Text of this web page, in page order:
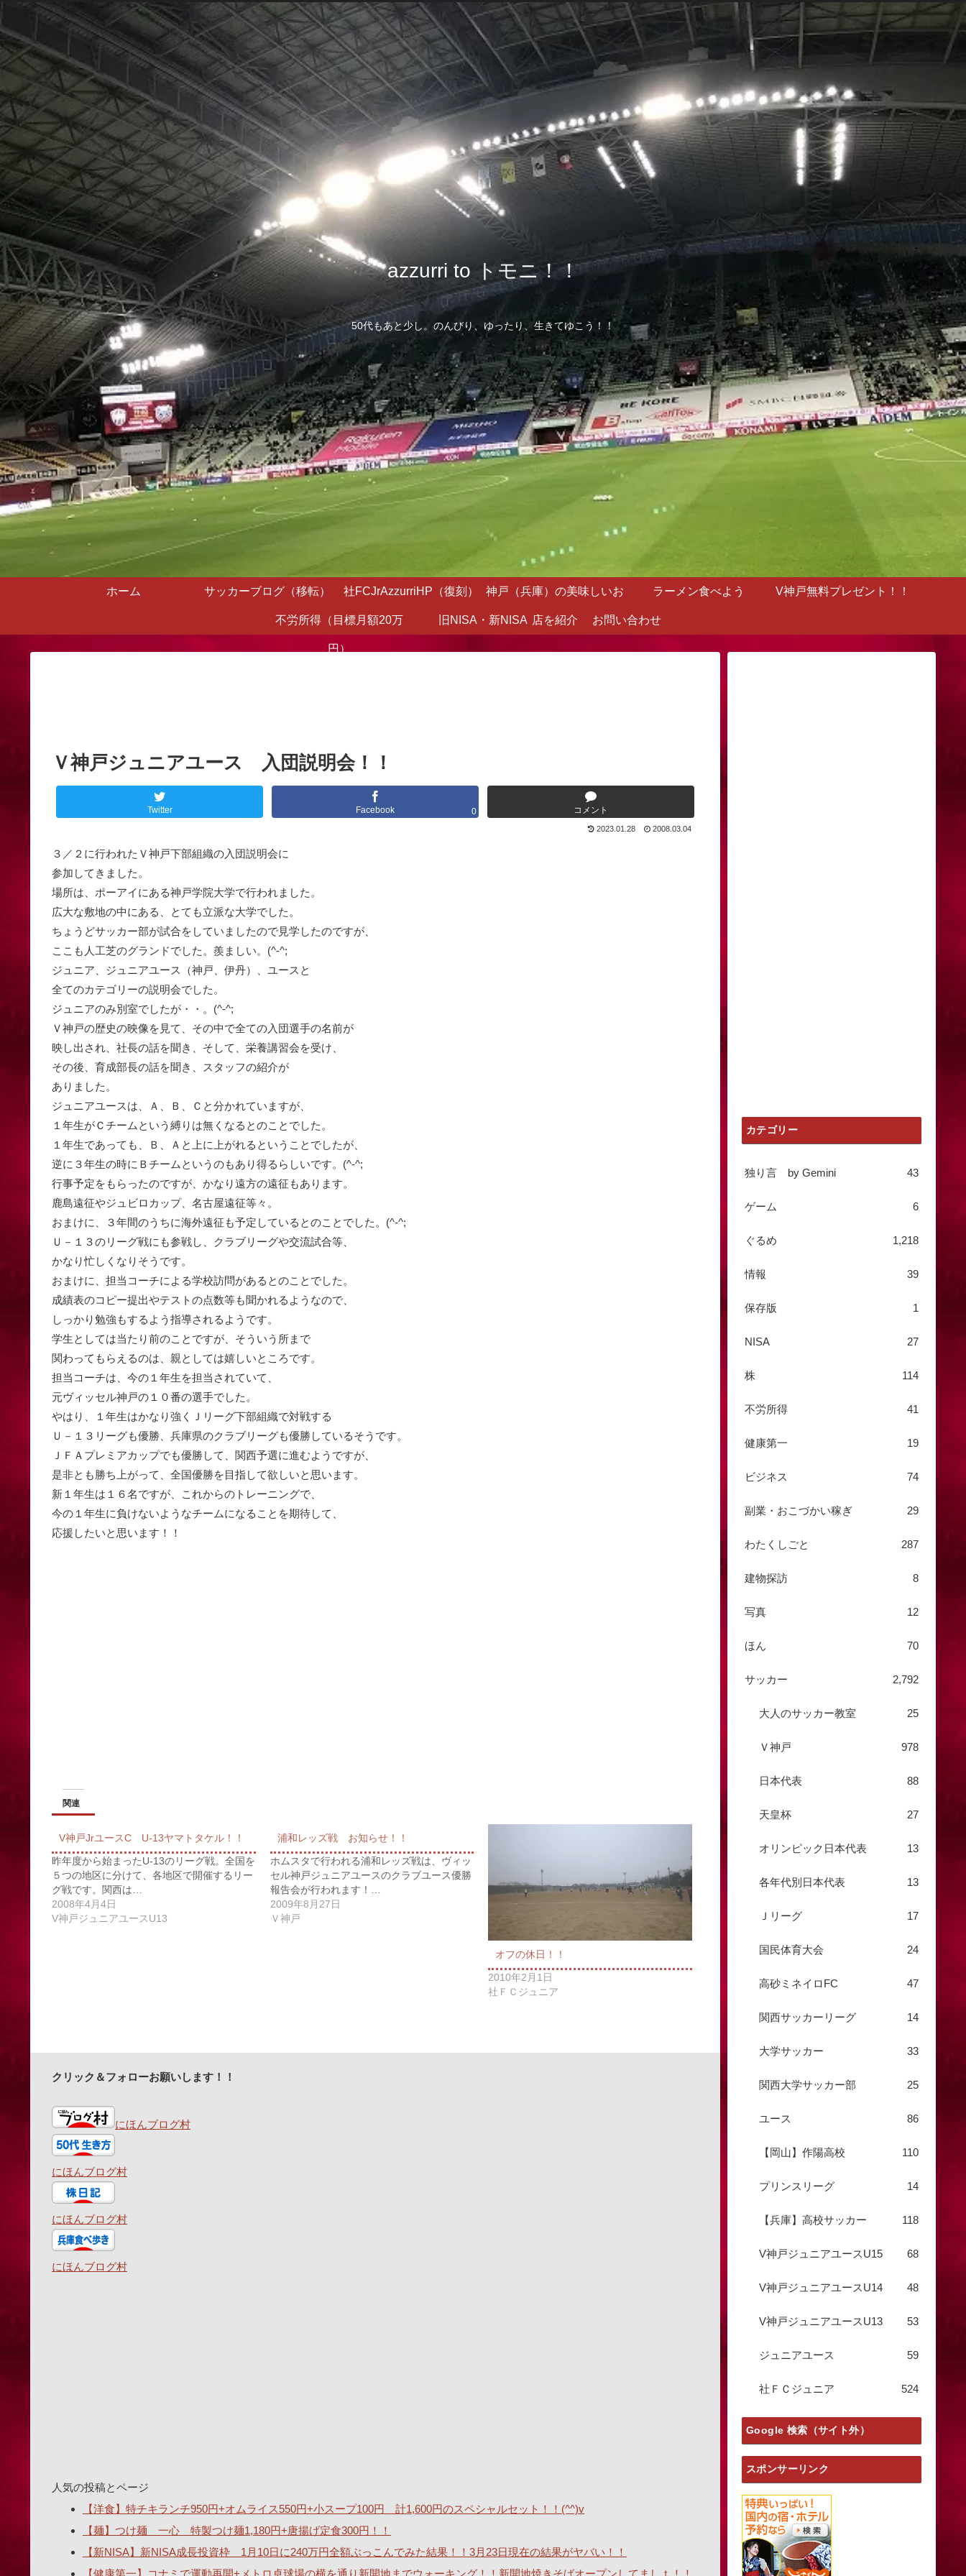
azzurri to トモニ！！
50代もあと少し。のんびり、ゆったり、生きてゆこう！！
ホーム サッカーブログ（移転） 社FCJrAzzurriHP（復刻） 神戸（兵庫）の美味しいお
店を紹介
ラーメン食べよう V神戸無料プレゼント！！
不労所得（目標月額20万
円）
旧NISA・新NISA お問い合わせ
Ｖ神戸ジュニアユース 入団説明会！！
Twitter Facebook 0 コメント
2023.01.28 2008.03.04
３／２に行われたＶ神戸下部組織の入団説明会に
参加してきました。
場所は、ポーアイにある神戸学院大学で行われました。
広大な敷地の中にある、とても立派な大学でした。
ちょうどサッカー部が試合をしていましたので見学したのですが、
ここも人工芝のグランドでした。羨ましい。(^-^;
ジュニア、ジュニアユース（神戸、伊丹）、ユースと
全てのカテゴリーの説明会でした。
ジュニアのみ別室でしたが・・。(^-^;
Ｖ神戸の歴史の映像を見て、その中で全ての入団選手の名前が
映し出され、社長の話を聞き、そして、栄養講習会を受け、
その後、育成部長の話を聞き、スタッフの紹介が
ありました。
ジュニアユースは、Ａ、Ｂ、Ｃと分かれていますが、
１年生がＣチームという縛りは無くなるとのことでした。
１年生であっても、Ｂ、Ａと上に上がれるということでしたが、
逆に３年生の時にＢチームというのもあり得るらしいです。(^-^;
行事予定をもらったのですが、かなり遠方の遠征もあります。
鹿島遠征やジュビロカップ、名古屋遠征等々。
おまけに、３年間のうちに海外遠征も予定しているとのことでした。(^-^;
Ｕ－１３のリーグ戦にも参戦し、クラブリーグや交流試合等、
かなり忙しくなりそうです。
おまけに、担当コーチによる学校訪問があるとのことでした。
成績表のコピー提出やテストの点数等も聞かれるようなので、
しっかり勉強もするよう指導されるようです。
学生としては当たり前のことですが、そういう所まで
関わってもらえるのは、親としては嬉しいところです。
担当コーチは、今の１年生を担当されていて、
元ヴィッセル神戸の１０番の選手でした。
やはり、１年生はかなり強くＪリーグ下部組織で対戦する
Ｕ－１３リーグも優勝、兵庫県のクラブリーグも優勝しているそうです。
ＪＦＡプレミアカップでも優勝して、関西予選に進むようですが、
是非とも勝ち上がって、全国優勝を目指して欲しいと思います。
新１年生は１６名ですが、これからのトレーニングで、
今の１年生に負けないようなチームになることを期待して、
応援したいと思います！！
関連
V神戸JrユースC U-13ヤマトタケル！！
昨年度から始まったU-13のリーグ戦。全国を
５つの地区に分けて、各地区で開催するリー
グ戦です。関西は…
2008年4月4日
V神戸ジュニアユースU13
浦和レッズ戦 お知らせ！！
ホムスタで行われる浦和レッズ戦は、ヴィッ
セル神戸ジュニアユースのクラブユース優勝
報告会が行われます！…
2009年8月27日
Ｖ神戸
オフの休日！！
2010年2月1日
社ＦＣジュニア
クリック＆フォローお願いします！！
にほんブログ村
にほんブログ村
にほんブログ村
にほんブログ村
人気の投稿とページ
【洋食】特チキランチ950円+オムライス550円+小スープ100円 計1,600円のスペシャルセット！！(^^)v
【麺】つけ麺 一心 特製つけ麺1,180円+唐揚げ定食300円！！
【新NISA】新NISA成長投資枠 1月10日に240万円全額ぶっこんでみた結果！！3月23日現在の結果がヤバい！！
【健康第一】コナミで運動再開+メトロ卓球場の横を通り新開地までウォーキング！！新開地焼きそばオープンしてましｔ！！
カテゴリー
独り言 by Gemini 43
ゲーム 6
ぐるめ 1,218
情報 39
保存版 1
NISA 27
株 114
不労所得 41
健康第一 19
ビジネス 74
副業・おこづかい稼ぎ 29
わたくしごと 287
建物探訪 8
写真 12
ほん 70
サッカー 2,792
大人のサッカー教室 25
Ｖ神戸 978
日本代表 88
天皇杯 27
オリンピック日本代表 13
各年代別日本代表 13
Ｊリーグ 17
国民体育大会 24
高砂ミネイロFC 47
関西サッカーリーグ 14
大学サッカー 33
関西大学サッカー部 25
ユース 86
【岡山】作陽高校 110
プリンスリーグ 14
【兵庫】高校サッカー 118
V神戸ジュニアユースU15 68
V神戸ジュニアユースU14 48
V神戸ジュニアユースU13 53
ジュニアユース 59
社ＦＣジュニア 524
Google 検索（サイト外）
スポンサーリンク